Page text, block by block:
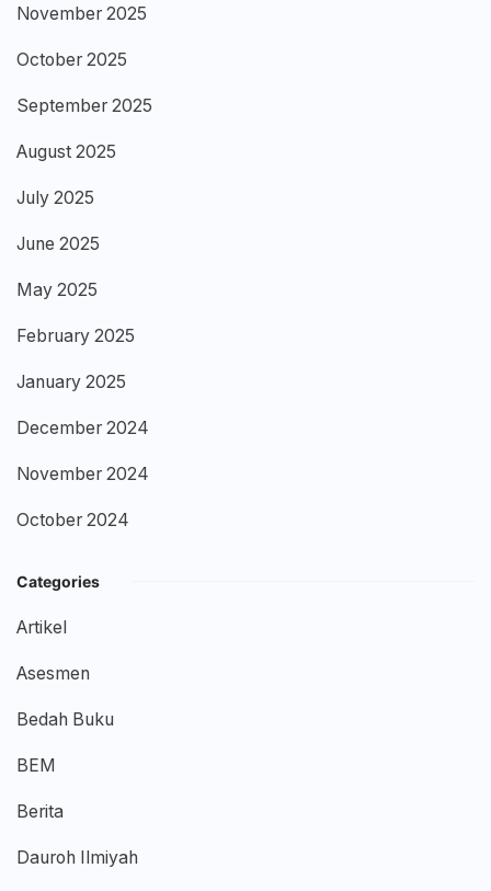
November 2025
October 2025
September 2025
August 2025
July 2025
June 2025
May 2025
February 2025
January 2025
December 2024
November 2024
October 2024
Categories
Artikel
Asesmen
Bedah Buku
BEM
Berita
Dauroh Ilmiyah